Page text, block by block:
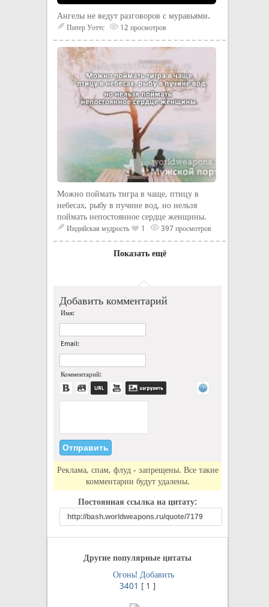
Ангелы не ведут разговоров с муравьями.
Питер Уоттс 12 просмотров
Можно поймать тигра в чаще, птицу в
небесах, рыбу в пучине вод, но нельзя
поймать непостоянное сердце женщины.
Индийская мудрость 1 397 просмотров
Показать ещё
Добавить комментарий
Имя:
Email:
Комментарий:
Реклама, спам, флуд - запрещены. Все такие
комментарии будут удалены.
Постоянная ссылка на цитату:
Другие популярные цитаты
Огонь! Добавить
3401 [ 1 ]